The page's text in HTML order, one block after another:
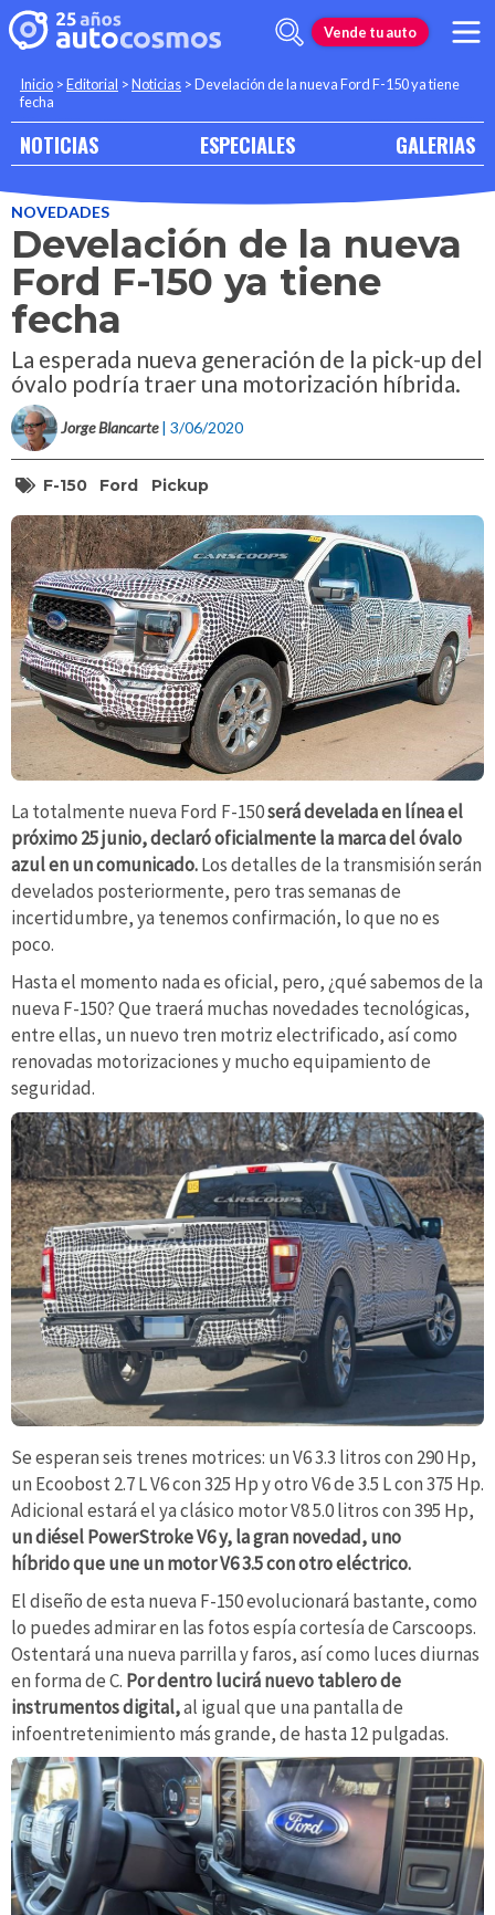
Vende tu auto
Inicio >Editorial >Noticias >Develación de la nueva Ford F-150 ya tiene
fecha
NOTICIAS ESPECIALES GALERIAS
NOVEDADES
Develación de la nueva
Ford F-150 ya tiene
fecha
La esperada nueva generación de la pick-up del
óvalo podría traer una motorización híbrida.
Jorge Blancarte | 3/06/2020
F-150 Ford Pickup
La totalmente nueva Ford F-150será develada en línea el
próximo 25 junio, declaró oficialmente la marca del óvalo
azul en un comunicado.Los detalles de la transmisión serán
develados posteriormente, pero tras semanas de
incertidumbre, ya tenemos confirmación, lo que no es
poco.
Hasta el momento nada es oficial, pero, ¿qué sabemos de la
nueva F-150? Que traerá muchas novedades tecnológicas,
entre ellas, un nuevo tren motriz electrificado, así como
renovadas motorizaciones y mucho equipamiento de
seguridad.
Se esperan seis trenes motrices: un V6 3.3 litros con 290 Hp,
un Ecoobost 2.7 L V6 con 325 Hp y otro V6 de 3.5 L con 375 Hp.
Adicional estará el ya clásico motor V8 5.0 litros con 395 Hp,
un diésel PowerStroke V6 y, la gran novedad, uno
híbrido que une un motor V6 3.5 con otro eléctrico.
El diseño de esta nueva F-150 evolucionará bastante, como
lo puedes admirar en las fotos espía cortesía de Carscoops.
Ostentará una nueva parrilla y faros, así como luces diurnas
en forma de C. Por dentro lucirá nuevo tablero de
instrumentos digital,al igual que una pantalla de
infoentretenimiento más grande, de hasta 12 pulgadas.